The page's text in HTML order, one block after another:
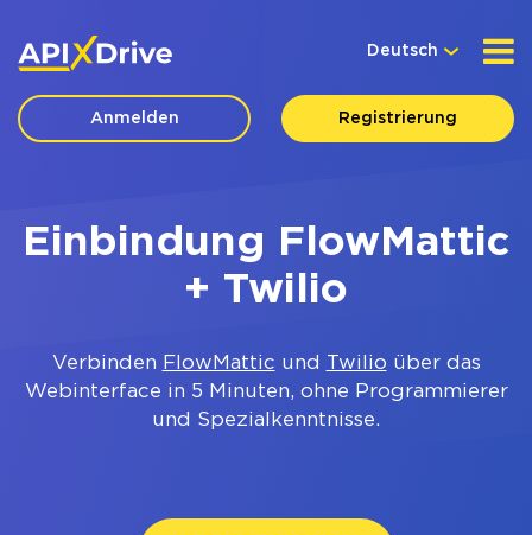
Deutsch
Anmelden Registrierung
Einbindung FlowMattic
+ Twilio
Verbinden FlowMattic und Twilio über das
Webinterface in 5 Minuten, ohne Programmierer
und Spezialkenntnisse.